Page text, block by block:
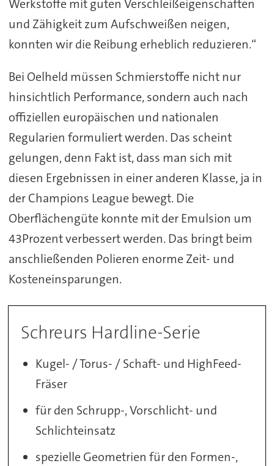
Werkstoffe mit guten Verschleißeigenschaften
und Zähigkeit zum Aufschweißen neigen,
konnten wir die Reibung erheblich reduzieren.“
Bei Oelheld müssen Schmierstoffe nicht nur
hinsichtlich Performance, sondern auch nach
offiziellen europäischen und nationalen
Regularien formuliert werden. Das scheint
gelungen, denn Fakt ist, dass man sich mit
diesen Ergebnissen in einer anderen Klasse, ja in
der Champions League bewegt. Die
Oberflächengüte konnte mit der Emulsion um
43Prozent verbessert werden. Das bringt beim
anschließenden Polieren enorme Zeit- und
Kosteneinsparungen.
Schreurs Hardline-Serie
Kugel- / Torus- / Schaft- und HighFeed-
Fräser
für den Schrupp-, Vorschlicht- und
Schlichteinsatz
spezielle Geometrien für den Formen-,